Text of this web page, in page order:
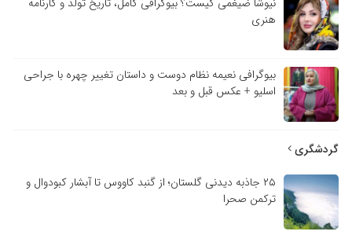
نیوشا ضیغمی کیست؟ بیوگرافی کامل، تاریخ تولد و کارنامه
هنری
بیوگرافی نعیمه نظام دوست و داستان تغییر چهره با جراحی
اسلیو + عکس قبل و بعد
گردشگری
۲۵ جاذبه دیدنی گلستان؛ از گنبد کاووس تا آبشار کبودوال و
ترکمن صحرا